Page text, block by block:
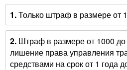
1.Только штраф в размере от
2.Штраф в размере от 1000 до
лишение права управления
средствами на срок от 1 года